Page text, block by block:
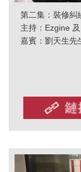
第二集：裝修糾
主持：Ezgine
嘉賓：劉天生先